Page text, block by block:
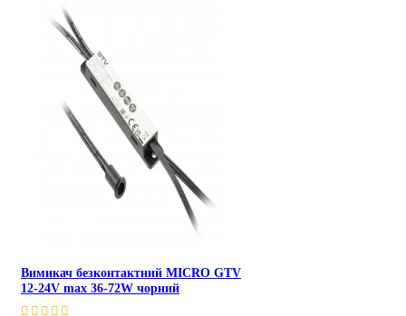
Вимикач безконтактний MICRO GTV
12-24V max 36-72W чорний